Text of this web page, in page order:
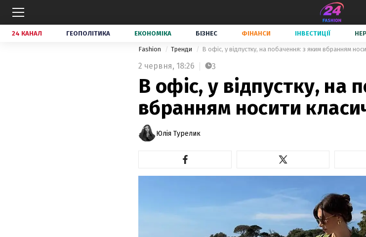
24 КАНАЛ ГЕОПОЛІТИКА ЕКОНОМІКА БІЗНЕС ФІНАНСИ ІНВЕСТИЦІЇ
Fashion Тренди В офіс, у відпустку, на побачення: з яким вбранням
2 червня, 18:26 3
В офіс, у відпустку, на
вбранням носити
Юлія Турелик